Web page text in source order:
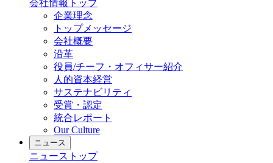
会社情報 トップ
企業理念
トップメッセージ
会社概要
沿革
役員/チーフ・オフィサー紹介
人的資本経営
サステナビリティ
受賞・認定
統合レポート
Our Culture
ニュース
ニュース トップ